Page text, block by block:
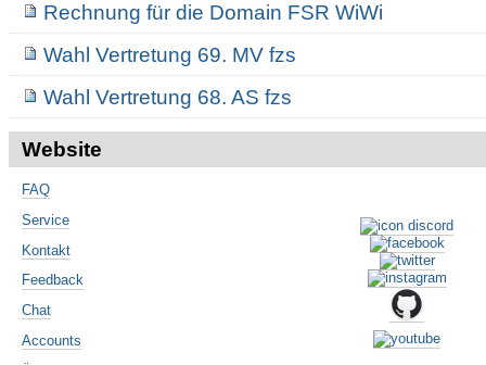
Rechnung für die Domain FSR WiWi
Wahl Vertretung 69. MV fzs
Wahl Vertretung 68. AS fzs
Website
FAQ
Service
Kontakt
Feedback
Chat
Accounts